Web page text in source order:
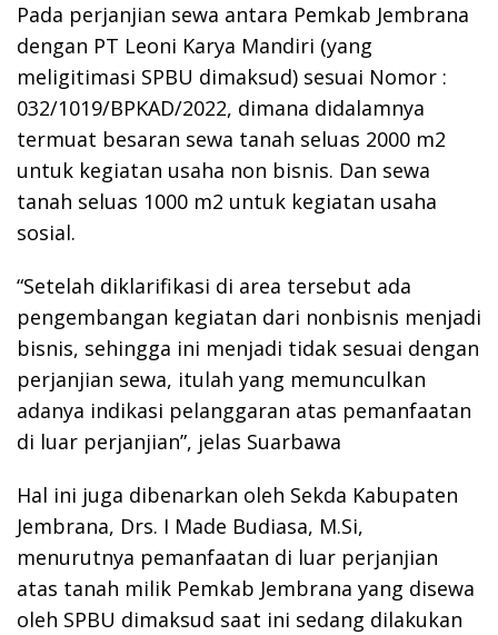
Pada perjanjian sewa antara Pemkab Jembrana
dengan PT Leoni Karya Mandiri (yang
meligitimasi SPBU dimaksud) sesuai Nomor :
032/1019/BPKAD/2022, dimana didalamnya
termuat besaran sewa tanah seluas 2000 m2
untuk kegiatan usaha non bisnis. Dan sewa
tanah seluas 1000 m2 untuk kegiatan usaha
sosial.
“Setelah diklarifikasi di area tersebut ada
pengembangan kegiatan dari nonbisnis menjadi
bisnis, sehingga ini menjadi tidak sesuai dengan
perjanjian sewa, itulah yang memunculkan
adanya indikasi pelanggaran atas pemanfaatan
di luar perjanjian”, jelas Suarbawa
Hal ini juga dibenarkan oleh Sekda Kabupaten
Jembrana, Drs. I Made Budiasa, M.Si,
menurutnya pemanfaatan di luar perjanjian
atas tanah milik Pemkab Jembrana yang disewa
oleh SPBU dimaksud saat ini sedang dilakukan